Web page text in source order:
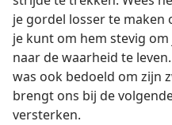
je gordel losser te maken
je kunt om hem stevig
naar de waarheid te
was ook bedoeld om zijn
brengt ons bij de
versterken.